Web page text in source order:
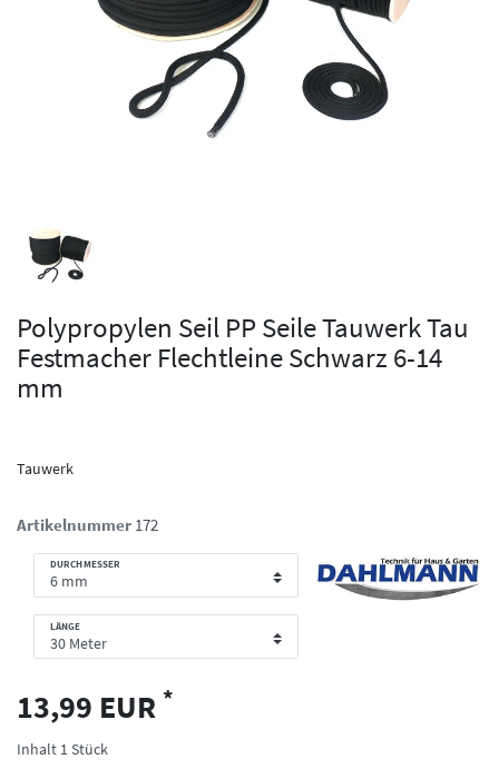
Polypropylen Seil PP Seile Tauwerk Tau
Festmacher Flechtleine Schwarz 6-14
mm
Tauwerk
Artikelnummer 172
DURCHMESSER
LÄNGE
13,99 EUR *
Inhalt 1Stück